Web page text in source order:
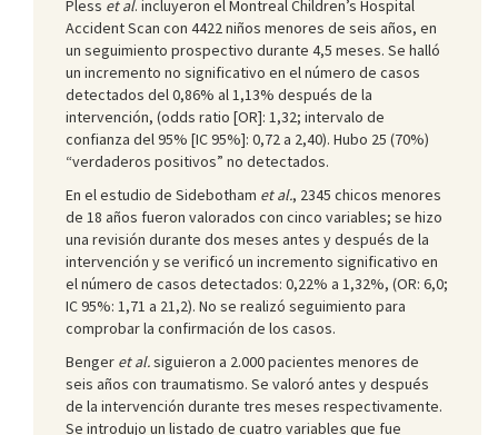
Pless et al. incluyeron el Montreal Children’s Hospital
Accident Scan con 4422 niños menores de seis años, en
un seguimiento prospectivo durante 4,5 meses. Se halló
un incremento no significativo en el número de casos
detectados del 0,86% al 1,13% después de la
intervención, (odds ratio [OR]: 1,32; intervalo de
confianza del 95% [IC 95%]: 0,72 a 2,40). Hubo 25 (70%)
“verdaderos positivos” no detectados.
En el estudio de Sidebotham et al., 2345 chicos menores
de 18 años fueron valorados con cinco variables; se hizo
una revisión durante dos meses antes y después de la
intervención y se verificó un incremento significativo en
el número de casos detectados: 0,22% a 1,32%, (OR: 6,0;
IC 95%: 1,71 a 21,2). No se realizó seguimiento para
comprobar la confirmación de los casos.
Benger et al.siguieron a 2.000 pacientes menores de
seis años con traumatismo. Se valoró antes y después
de la intervención durante tres meses respectivamente.
Se introdujo un listado de cuatro variables que fue